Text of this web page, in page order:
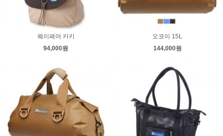
웨이페어 카키
94,000원
오코이 15L
144,000원